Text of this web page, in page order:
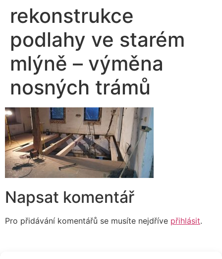
rekonstrukce
podlahy ve starém
mlýně – výměna
nosných trámů
Napsat komentář
Pro přidávání komentářů se musíte nejdříve přihlásit.